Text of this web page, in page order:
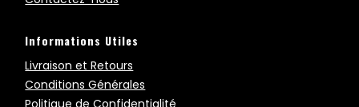
Informations Utiles
Livraison et Retours
Conditions Générales
Politique de Confidentialité